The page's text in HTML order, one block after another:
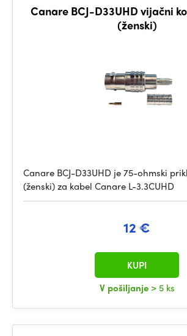
Canare BCJ-D33UHD vijačni
(ženski)
Canare BCJ-D33UHD je 75-ohmski
(ženski) za kabel Canare L-3.3CUHD
12 €
V pošiljanje > 5 ks
KUPI